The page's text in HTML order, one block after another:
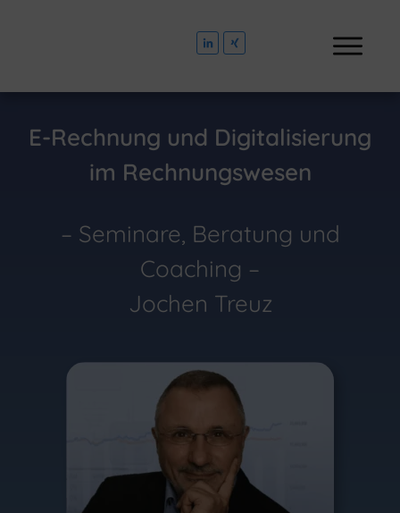
E-Rechnung und Digitalisierung
im Rechnungswesen
– Seminare, Beratung und
Coaching –
Jochen Treuz